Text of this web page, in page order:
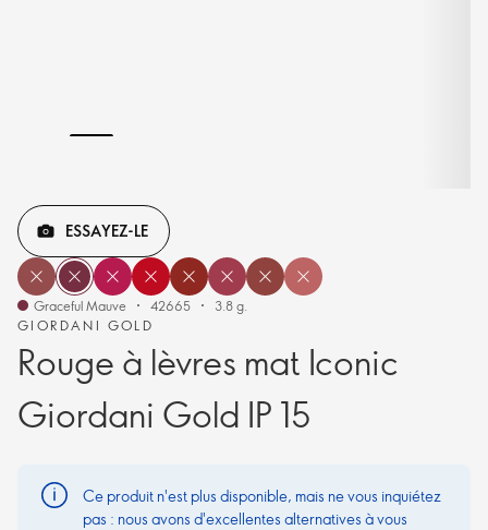
GIORDANI GOLD
Rouge à lèvres mat Iconic
Giordani Gold IP 15
ESSAYEZ-LE
Graceful Mauve 42665 3.8 g.
Ce produit n'est plus disponible, mais ne vous inquiétez
pas : nous avons d'excellentes alternatives à vous